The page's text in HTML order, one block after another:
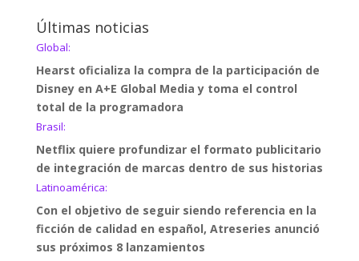
Últimas noticias
Global:
Hearst oficializa la compra de la participación de
Disney en A+E Global Media y toma el control
total de la programadora
Brasil:
Netflix quiere profundizar el formato publicitario
de integración de marcas dentro de sus historias
Latinoamérica:
Con el objetivo de seguir siendo referencia en la
ficción de calidad en español, Atreseries anunció
sus próximos 8 lanzamientos